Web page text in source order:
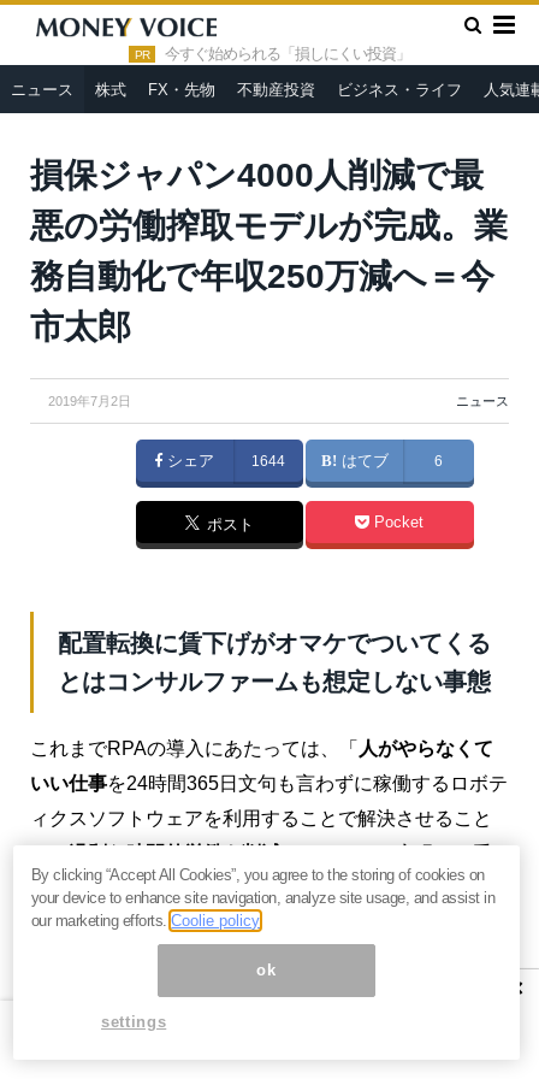
PR 今すぐ始められる「損しにくい投資」
ニュース 株式 FX・先物 不動産投資 ビジネス・ライフ 人気連
HOME » ニュース »
損保ジャパン4000人削減で最悪の労働搾
取モデルが完成。業務自動化で年収250万減へ＝今市太郎
損保ジャパン4000人削減で最
悪の労働搾取モデルが完成。業
務自動化で年収250万減へ＝今
市太郎
2019年7月2日 ニュース
シェア 1644 はてブ 6
ポスト Pocket
配置転換に賃下げがオマケでついてくる
とはコンサルファームも想定しない事態
これまでRPAの導入にあたっては、「 人がやらなくて
いい仕事を24時間365日文句も言わずに稼働するロボテ
ィクスソフトウェアを利用することで解決させること
の空いた人間はより高度で 人間にしかできないレベル
の高い業務へとシフトすることで、社内の
×
By clicking “Accept All Cookies”, you agree to the storing of cookies on
your device to enhance site navigation, analyze site usage, and assist in
our marketing efforts.Coolie policy
ok
settings